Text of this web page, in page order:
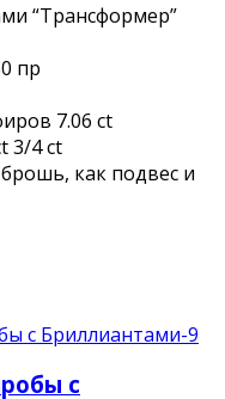
“Трансформер”
пр
7.06 ct
3/4 ct
как подвес и
с